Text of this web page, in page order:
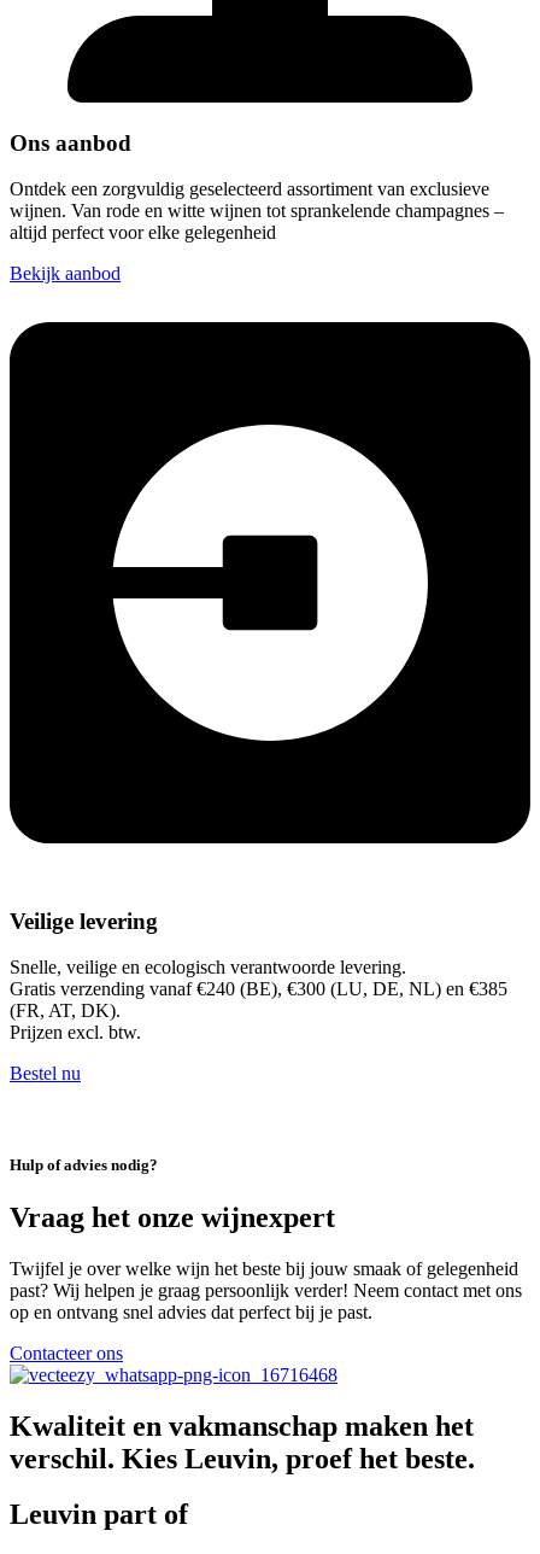
Ons aanbod
Ontdek een zorgvuldig geselecteerd assortiment van exclusieve
wijnen. Van rode en witte wijnen tot sprankelende champagnes –
altijd perfect voor elke gelegenheid
Bekijk aanbod
Veilige levering
Snelle, veilige en ecologisch verantwoorde levering.
Gratis verzending vanaf €240 (BE), €300 (LU, DE, NL) en €385
(FR, AT, DK).
Prijzen excl. btw.
Bestel nu
Hulp of advies nodig?
Vraag het onze wijnexpert
Twijfel je over welke wijn het beste bij jouw smaak of gelegenheid
past? Wij helpen je graag persoonlijk verder! Neem contact met ons
op en ontvang snel advies dat perfect bij je past.
Contacteer ons
Kwaliteit en vakmanschap maken het
verschil. Kies Leuvin, proef het beste.
Leuvin part of